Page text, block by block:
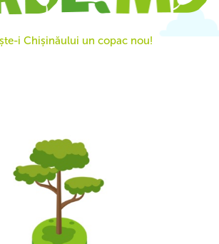
i Chișinăului un copac nou!